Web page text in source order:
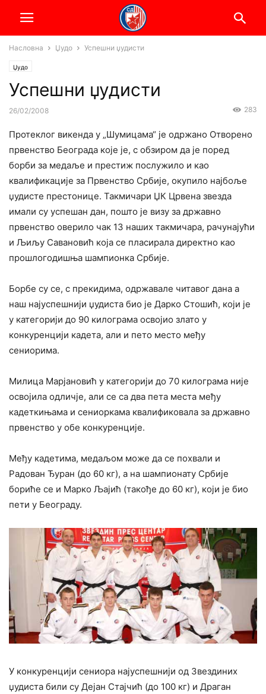
Насловна Џудо Успешни џудисти
Џудо
Успешни џудисти
26/02/2008 283
Протеклог викенда у „Шумицама“ је одржано Отворено
првенство Београда које је, с обзиром да је поред
борби за медаље и престиж послужило и као
квалификације за Првенство Србије, окупило најбоље
џудисте престонице. Такмичари ЏК Црвена звезда
имали су успешан дан, пошто је визу за државно
првенство оверило чак 13 наших такмичара, рачунајући
и Љиљу Савановић која се пласирала директно као
прошлогодишња шампионка Србије.
Борбе су се, с прекидима, одржавале читавог дана а
наш најуспешнији џудиста био је Дарко Стошић, који је
у категорији до 90 килограма освојио злато у
конкуренцији кадета, али и пето место међу
сениорима.
Милица Марјановић у категорији до 70 килограма није
освојила одличје, али се са два пета места међу
кадеткињама и сениоркама квалификовала за државно
првенство у обе конкуренције.
Међу кадетима, медаљом може да се похвали и
Радован Ђуран (до 60 кг), а на шампионату Србије
бориће се и Марко Љајић (такође до 60 кг), који је био
пети у Београду.
У конкуренцији сениора најуспешнији од Звездиних
џудиста били су Дејан Стајчић (до 100 кг) и Драган